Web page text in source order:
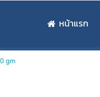
หน้าแรก
gm